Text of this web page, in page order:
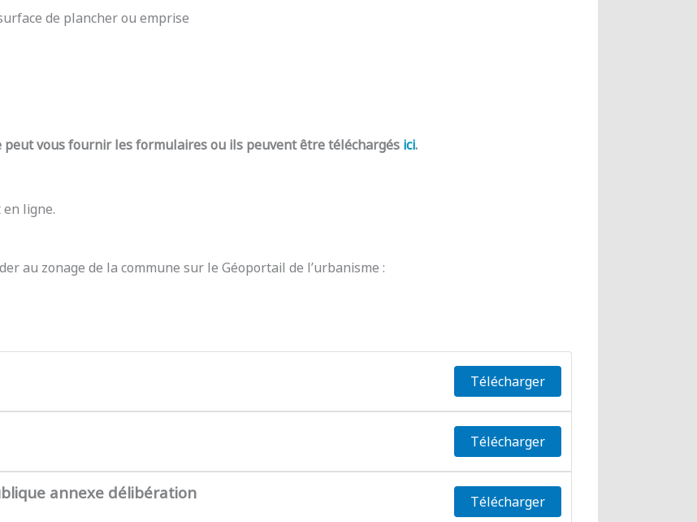
de plancher ou emprise
peut vous fournir les formulaires ou ils peuvent être téléchargés ici.
ligne.
au zonage de la commune sur le Géoportail de l’urbanisme :
Télécharger
Télécharger
annexe délibération Télécharger